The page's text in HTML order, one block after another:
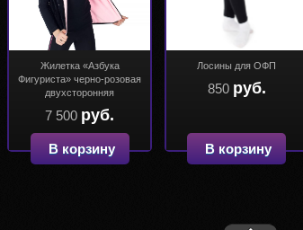
Жилетка «Азбука
Фигуриста» черно-розовая
двухсторонняя
7 500 руб.
В корзину
Лосины для ОФП
850 руб.
В корзину